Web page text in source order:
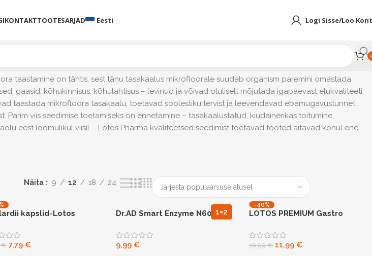
KONTAKTTOOTESARJAD Eesti Logi Sisse/Loo
taastamine on tähtis, sest tänu tasakaalus mikrofloorale suudab organism paremini omastada
gaasid, kõhukinnisus, kõhulahtisus – levinud ja võivad oluliselt mõjutada igapäevast elukvaliteeti.
taastada mikrofloora tasakaalu, toetavad soolestiku tervist ja leevendavad ebamugavustunnet.
viis seedimise toetamiseks on ennetamine – tasakaalustatud, kiudainerikas toitumine,
eest loomulikul viisil – Lotos Pharma kvaliteetsed seedimist toetavad tooted aitavad kõhul end
Näita 9 12 18 24
kapslid-Lotos
€ 7,79 €
1=2
Dr.AD Smart Enzyme N60
9,99€
-40%
LOTOS PREMIUM Gastro
19,99€ 11,99€